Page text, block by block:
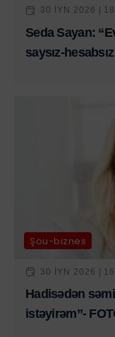
30 IYN 2026 |
Seda Sayan:
saysız-
Şou-biznes
30 IYN 2026 |
Hadisədən
istəyirəm”-